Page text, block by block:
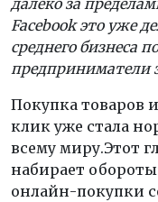
Facebook это уже
среднего бизнеса
предприниматели
Покупка товаров
клик уже стала
всему миру.Этот
набирает
онлайн-покупки